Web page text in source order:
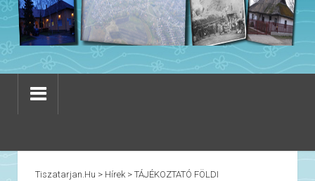
Tiszatarjan.hu > Hírek> TÁJÉKOZTATÓ FÖLDI